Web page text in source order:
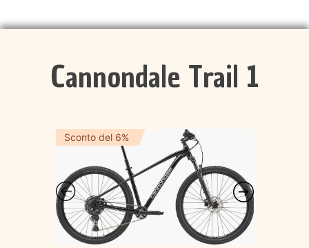
Cannondale Trail 1
Sconto del 6%